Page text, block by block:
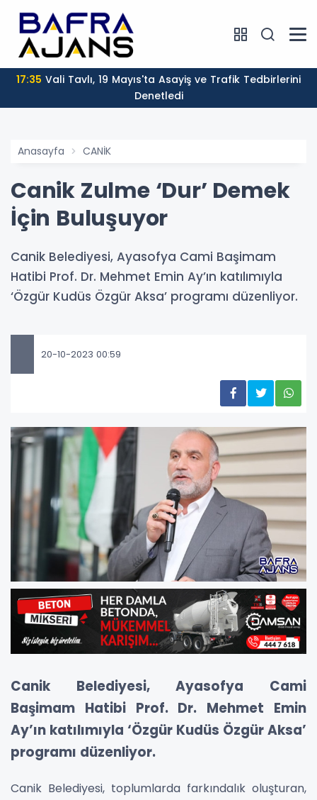
17:35
Denetledi
Anasayfa CANİK
Canik Zulme ‘Dur’ Demek
İçin Buluşuyor
Canik Belediyesi, Ayasofya Cami Başimam
Hatibi Prof. Dr. Mehmet Emin Ay’ın katılımıyla
‘Özgür Kudüs Özgür Aksa’ programı düzenliyor.
20-10-2023 00:59
Canik Belediyesi, Ayasofya Cami
Başimam Hatibi Prof. Dr. Mehmet Emin
Ay’ın katılımıyla ‘Özgür Kudüs Özgür Aksa’
programı düzenliyor.
Canik Belediyesi, toplumlarda farkındalık oluşturan,